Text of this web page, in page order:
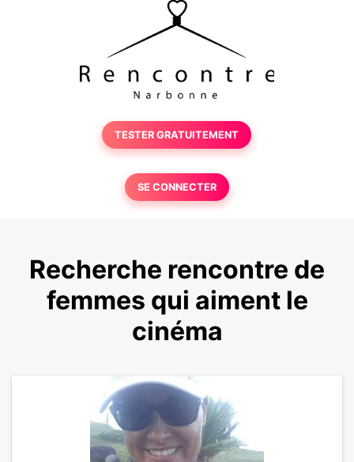
TESTER GRATUITEMENT
SE CONNECTER
Recherche rencontre de
femmes qui aiment le
cinéma